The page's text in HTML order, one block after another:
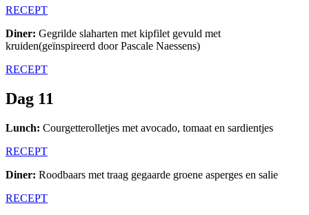
RECEPT
Diner: Gegrilde slaharten met kipfilet gevuld met
kruiden(geïnspireerd door Pascale Naessens)
RECEPT
Dag 11
Lunch: Courgetterolletjes met avocado, tomaat en sardientjes
RECEPT
Diner: Roodbaars met traag gegaarde groene asperges en salie
RECEPT